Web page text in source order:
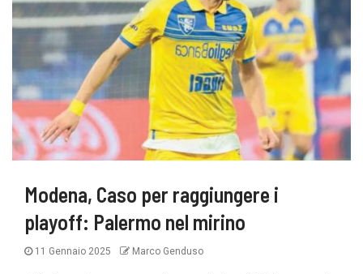
Modena, Caso per raggiungere i
playoff: Palermo nel mirino
11 Gennaio 2025 Marco Genduso